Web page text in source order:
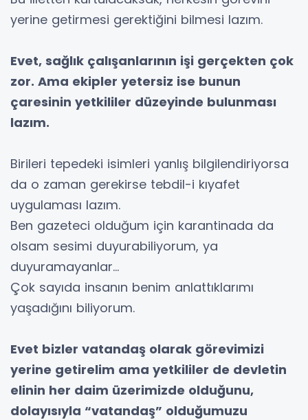
yerine getirmesi gerektiğini bilmesi lazım.
Evet, sağlık çalışanlarının işi gerçekten çok
zor. Ama ekipler yetersiz ise bunun
çaresinin yetkililer düzeyinde bulunması
lazım.
Birileri tepedeki isimleri yanlış bilgilendiriyorsa
da o zaman gerekirse tebdil-i kıyafet
uygulaması lazım.
Ben gazeteci olduğum için karantinada da
olsam sesimi duyurabiliyorum, ya
duyuramayanlar…
Çok sayıda insanın benim anlattıklarımı
yaşadığını biliyorum.
Evet bizler vatandaş olarak görevimizi
yerine getirelim ama yetkililer de devletin
elinin her daim üzerimizde olduğunu,
dolayısıyla “vatandaş” olduğumuzu